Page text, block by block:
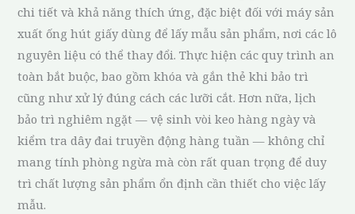
chi tiết và khả năng thích ứng, đặc biệt đối với máy sản
xuất ống hút giấy dùng để lấy mẫu sản phẩm, nơi các lô
nguyên liệu có thể thay đổi. Thực hiện các quy trình an
toàn bắt buộc, bao gồm khóa và gắn thẻ khi bảo trì
cũng như xử lý đúng cách các lưỡi cắt. Hơn nữa, lịch
bảo trì nghiêm ngặt — vệ sinh vòi keo hàng ngày và
kiểm tra dây đai truyền động hàng tuần — không chỉ
mang tính phòng ngừa mà còn rất quan trọng để duy
trì chất lượng sản phẩm ổn định cần thiết cho việc lấy
mẫu.